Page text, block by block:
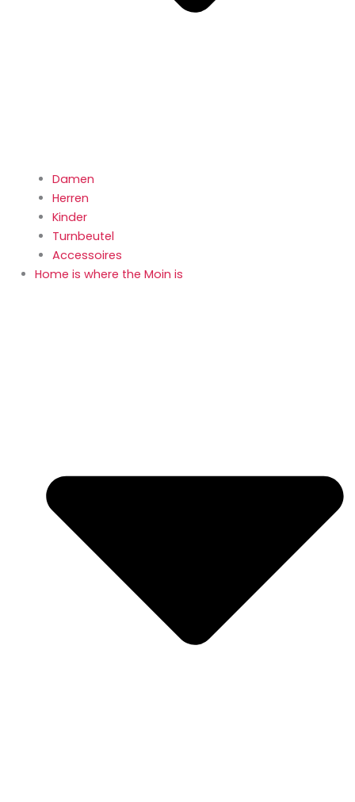
Damen
Herren
Kinder
Turnbeutel
Accessoires
Home is where the Moin is